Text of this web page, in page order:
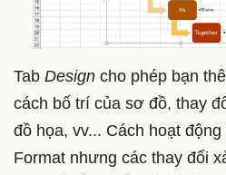
Tab Design cho phép bạn
cách bố trí của sơ đồ, thay
đồ họa, vv... Cách hoạt
Format nhưng các thay đổi